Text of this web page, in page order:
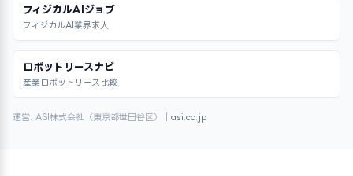
フィジカルAIジョブ
フィジカルAI業界求人
ロボットリースナビ
産業ロボットリース比較
運営: ASI株式会社（東京都世田谷区）｜ asi.co.jp